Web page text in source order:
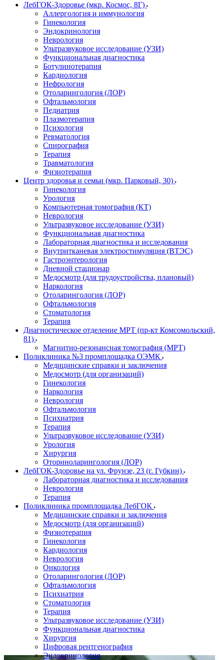
ЛебГОК-Здоровье (мкр. Космос, 8Г)
Аллергология и иммунология
Гинекология
Эндокринология
Неврология
Ультразвуковое исследование (УЗИ)
Функциональная диагностика
Ботулинотерапия
Кардиология
Нефрология
Отоларингология (ЛОР)
Офтальмология
Педиатрия
Плазмотерапия
Психология
Ревматология
Спирография
Терапия
Травматология
Физиотерапия
Центр здоровья и семьи (мкр. Парковый, 30)
Гинекология
Урология
Компьютерная томография (КТ)
Неврология
Ультразвуковое исследование (УЗИ)
Функциональная диагностика
Лабораторная диагностика и исследования
Внутритканевая электростимуляция (ВТЭС)
Гастроэнтерология
Дневной стационар
Медосмотр (для трудоустройства, плановый)
Наркология
Отоларингология (ЛОР)
Офтальмология
Стоматология
Терапия
Диагностическое отделение МРТ (пр-кт Комсомольский,
81)
Магнитно-резонансная томография (МРТ)
Поликлиника №3 промплощадка ОЭМК
Медицинские справки и заключения
Медосмотр (для организаций)
Гинекология
Наркология
Неврология
Офтальмология
Психиатрия
Терапия
Ультразвуковое исследование (УЗИ)
Урология
Хирургия
Оториноларингология (ЛОР)
ЛебГОК-Здоровье на ул. Фрунзе, 23 (г. Губкин)
Лабораторная диагностика и исследования
Неврология
Терапия
Поликлиника промплощадка ЛебГОК
Медицинские справки и заключения
Медосмотр (для организаций)
Физиотерапия
Гинекология
Кардиология
Неврология
Онкология
Отоларингология (ЛОР)
Офтальмология
Психиатрия
Стоматология
Терапия
Ультразвуковое исследование (УЗИ)
Функциональная диагностика
Хирургия
Цифровая рентгенография
Эндокринология